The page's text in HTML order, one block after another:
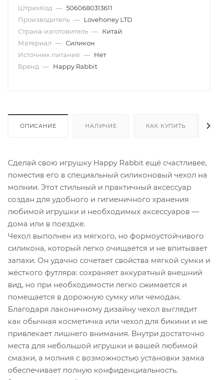
ШтрихКод — 5060680313611
Производитель — Lovehoney LTD
Страна-изготовитель — Китай
Материал — Силикон
Источник питания — Нет
Бренд — Happy Rabbit
ОПИСАНИЕ НАЛИЧИЕ КАК КУПИТЬ
Сделай свою игрушку Happy Rabbit ещё счастливее,
поместив его в специальный силиконовый чехол на
молнии. Этот стильный и практичный аксессуар
создан для удобного и гигиеничного хранения
любимой игрушки и необходимых аксессуаров —
дома или в поездке.
Чехол выполнен из мягкого, но формоустойчивого
силикона, который легко очищается и не впитывает
запахи. Он удачно сочетает свойства мягкой сумки и
жёсткого футляра: сохраняет аккуратный внешний
вид, но при необходимости легко сжимается и
помещается в дорожную сумку или чемодан.
Благодаря лаконичному дизайну чехол выглядит
как обычная косметичка или чехол для бикини и не
привлекает лишнего внимания. Внутри достаточно
места для небольшой игрушки и вашей любимой
смазки, а молния с возможностью установки замка
обеспечивает полную конфиденциальность.